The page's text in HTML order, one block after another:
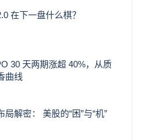
在下一盘什么棋？
30 天两期涨超 40%，从质
曲线
局解密： 美股的“困”与“机”